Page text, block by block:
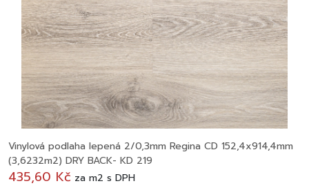
Vinylová podlaha lepená 2/0,3mm Regina CD 152,4x914,4mm
(3,6232m2) DRY BACK- KD 219
435,60 Kč za m2 s DPH